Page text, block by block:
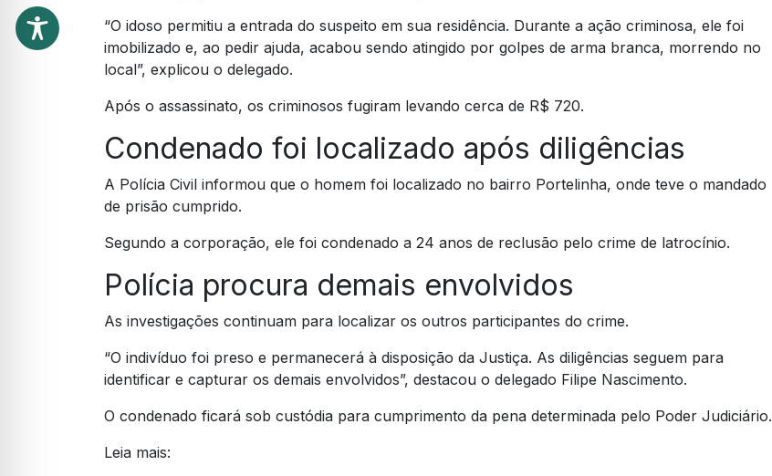
“O idoso permitiu a entrada do suspeito em sua residência. Durante a ação criminosa, ele foi
imobilizado e, ao pedir ajuda, acabou sendo atingido por golpes de arma branca, morrendo no
local”, explicou o delegado.
Após o assassinato, os criminosos fugiram levando cerca de R$ 720.
Condenado foi localizado após diligências
A Polícia Civil informou que o homem foi localizado no bairro Portelinha, onde teve o mandado
de prisão cumprido.
Segundo a corporação, ele foi condenado a 24 anos de reclusão pelo crime de latrocínio.
Polícia procura demais envolvidos
As investigações continuam para localizar os outros participantes do crime.
“O indivíduo foi preso e permanecerá à disposição da Justiça. As diligências seguem para
identificar e capturar os demais envolvidos”, destacou o delegado Filipe Nascimento.
O condenado ficará sob custódia para cumprimento da pena determinada pelo Poder Judiciário.
Leia mais: